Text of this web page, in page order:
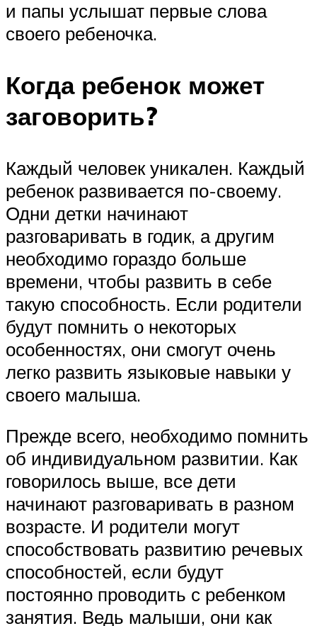
и папы услышат первые слова
своего ребеночка.
Когда ребенок может
заговорить?
Каждый человек уникален. Каждый
ребенок развивается по-своему.
Одни детки начинают
разговаривать в годик, а другим
необходимо гораздо больше
времени, чтобы развить в себе
такую способность. Если родители
будут помнить о некоторых
особенностях, они смогут очень
легко развить языковые навыки у
своего малыша.
Прежде всего, необходимо помнить
об индивидуальном развитии. Как
говорилось выше, все дети
начинают разговаривать в разном
возрасте. И родители могут
способствовать развитию речевых
способностей, если будут
постоянно проводить с ребенком
занятия. Ведь малыши, они как